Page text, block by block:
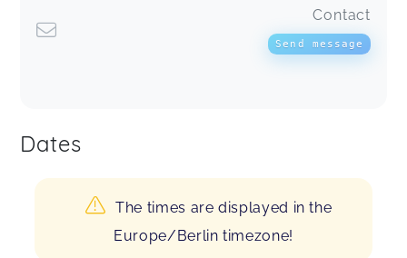
Contact
Send message
Dates
The times are displayed in the
Europe/Berlin timezone!